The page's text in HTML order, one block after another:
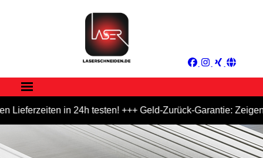
in 24h testen! +++ Geld-Zurück-Garantie: